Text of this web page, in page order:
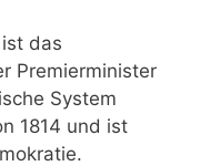
das
Premierminister
System
1814 und ist